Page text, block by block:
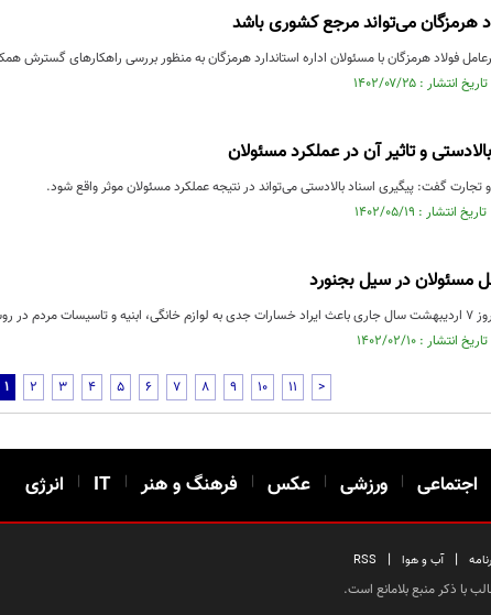
هرمزگان می‌تواند مرجع کشوری باشد
فولاد هرمزگان با مسئولان اداره استاندارد هرمزگان به منظور بررسی راهکارهای گسترش
و تاثیر آن در عملکرد مسئولان
گفت: پیگیری اسناد بالادستی می‌تواند در نتیجه عملکرد مسئولان موثر واقع شود.
مسئولان در سیل ‌بجنورد
شده است.
1 2 3 4 5 6 7 8 9 10 11 >
اجتماعی | ورزشی | عکس | فرهنگ و هنر |
IT
| انرژی
| آب و هوا |
RSS
با ذکر منبع بلامانع است.